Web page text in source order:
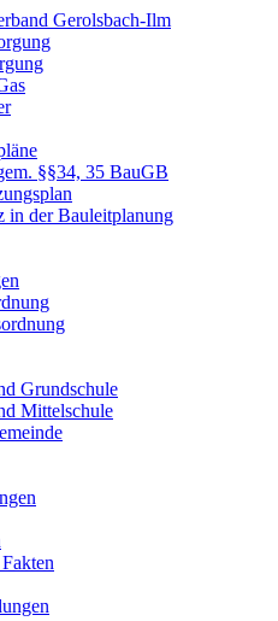
Gerolsbach-Ilm
§§34, 35 BauGB
in der Bauleitplanung
Grundschule
Mittelschule